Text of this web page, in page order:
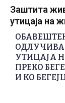
Заштита
утицаја на
УТИЦАЈА
ПРЕКО
И КО